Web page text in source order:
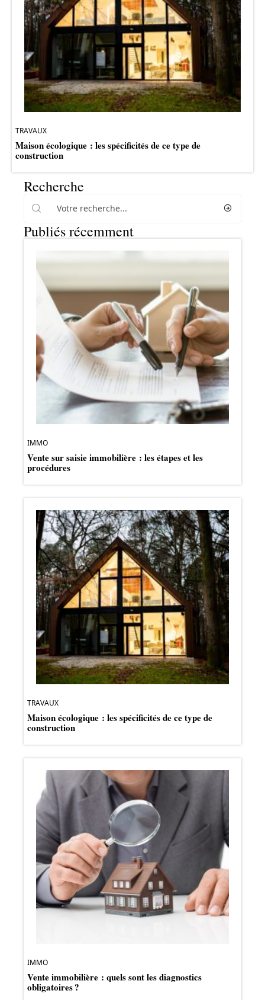
TRAVAUX
Maison écologique : les spécificités de ce type de
construction
Recherche
Publiés récemment
IMMO
Vente sur saisie immobilière : les étapes et les
procédures
TRAVAUX
Maison écologique : les spécificités de ce type de
construction
IMMO
Vente immobilière : quels sont les diagnostics
obligatoires ?